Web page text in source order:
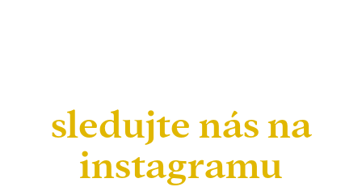
sledujte nás na
instagramu